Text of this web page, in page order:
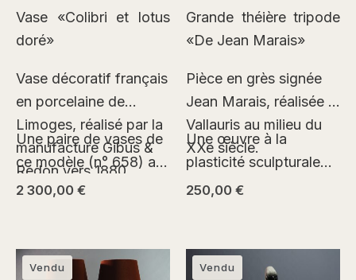
Vase «Colibri et lotus
doré»
Vase décoratif français
en porcelaine de
Limoges, réalisé par la
manufacture Gibus &
Redon vers 1880.
Une paire de vases de
ce modèle (n° 658) a
été…
2 300,00 €
Grande théière tripode
«De Jean Marais»
Pièce en grès signée
Jean Marais, réalisée à
Vallauris au milieu du
XXe siècle.
Une œuvre à la
plasticité sculpturale
fortement affirmée et à
250,00 €
Vendu Vendu